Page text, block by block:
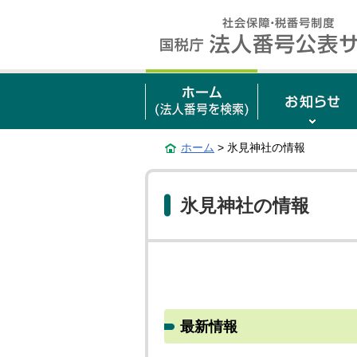
ホーム > 氷見神社の情報
氷見神社の情報
最新情報